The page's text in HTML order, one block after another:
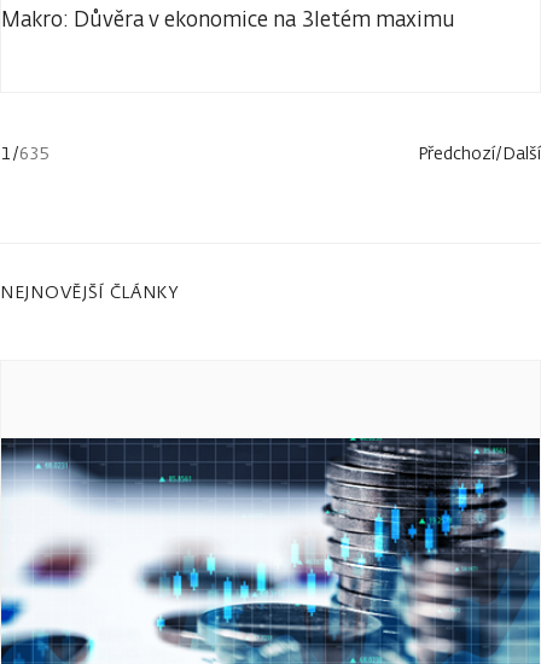
Makro: Důvěra v ekonomice na 3letém maximu
1/635 Předchozí/Další
NEJNOVĚJŠÍ ČLÁNKY